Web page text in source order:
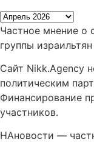
Частное мнение о
группы
Сайт Nikk.Agency
политическим
Финансирование
участников.
НАновости —